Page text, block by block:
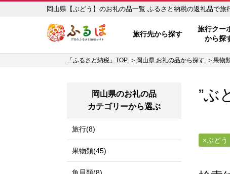
岡山県【ぶどう】のお礼の品一覧 ふ
旅行先から探す
旅行クー
から探
「ふるさと納税」TOP 岡山県 お礼の品から探す 果物
”ぶ
ぶどう
岡山県のお礼の品
カテゴリーから選ぶ
旅行(8)
果物類(45)